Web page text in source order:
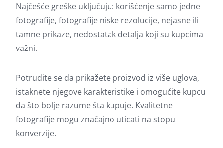
Najčešće greške uključuju: korišćenje samo jedne
fotografije, fotografije niske rezolucije, nejasne ili
tamne prikaze, nedostatak detalja koji su kupcima
važni.
Potrudite se da prikažete proizvod iz više uglova,
istaknete njegove karakteristike i omogućite kupcu
da što bolje razume šta kupuje. Kvalitetne
fotografije mogu značajno uticati na stopu
konverzije.